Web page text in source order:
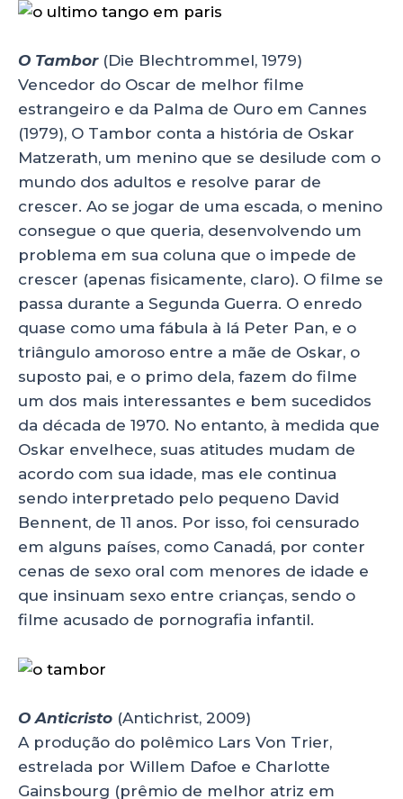
O Tambor(Die Blechtrommel, 1979)
Vencedor do Oscar de melhor filme
estrangeiro e da Palma de Ouro em Cannes
(1979), O Tambor conta a história de Oskar
Matzerath, um menino que se desilude com o
mundo dos adultos e resolve parar de
crescer. Ao se jogar de uma escada, o menino
consegue o que queria, desenvolvendo um
problema em sua coluna que o impede de
crescer (apenas fisicamente, claro). O filme se
passa durante a Segunda Guerra. O enredo
quase como uma fábula à lá Peter Pan, e o
triângulo amoroso entre a mãe de Oskar, o
suposto pai, e o primo dela, fazem do filme
um dos mais interessantes e bem sucedidos
da década de 1970. No entanto, à medida que
Oskar envelhece, suas atitudes mudam de
acordo com sua idade, mas ele continua
sendo interpretado pelo pequeno David
Bennent, de 11 anos. Por isso, foi censurado
em alguns países, como Canadá, por conter
cenas de sexo oral com menores de idade e
que insinuam sexo entre crianças, sendo o
filme acusado de pornografia infantil.
O Anticristo (Antichrist, 2009)
A produção do polêmico Lars Von Trier,
estrelada por Willem Dafoe e Charlotte
Gainsbourg (prêmio de melhor atriz em